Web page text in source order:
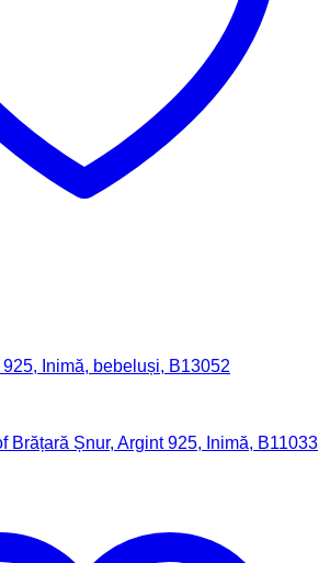
Inimă, bebeluși, B13052